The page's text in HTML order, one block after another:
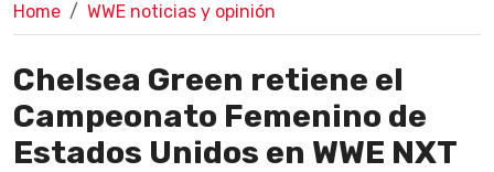
Home WWE noticias y opinión
Chelsea Green retiene el
Campeonato Femenino de
Estados Unidos en WWE NXT